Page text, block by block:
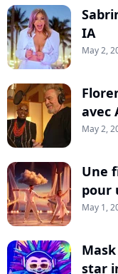
IA
May 2,
avec
May 2,
Une
pour
May 1,
star